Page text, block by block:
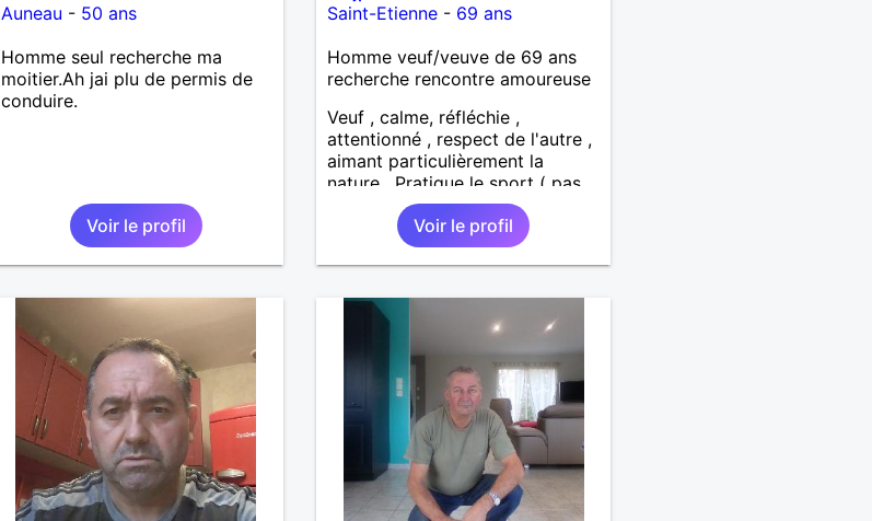
Auneau - 50 ans
Homme seul recherche ma
moitier.Ah jai plu de permis de
conduire.
Voir le profil
Saint-Etienne - 69 ans
Homme veuf/veuve de 69 ans
recherche rencontre amoureuse
Veuf , calme, réfléchie ,
attentionné , respect de l'autre ,
aimant particulièrement la
nature . Pratique le sport ( pas
dans une salle) et la randonnée.
Recherche personne (50 km
environ autour de saint étienne)
pour finir le reste de ma vie ,
harmonie et confiance.
Voir le profil